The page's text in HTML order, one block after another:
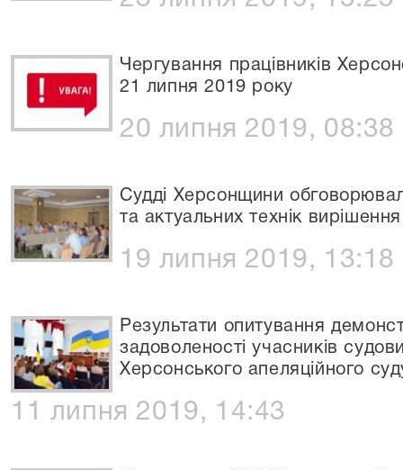
Чергування працівників
21 липня 2019 року
20 липня 2019, 08:38
Судді Херсонщини
та актуальних технік
19 липня 2019, 13:18
Результати опитування
задоволеності учасників
Херсонського апеляційного
11 липня 2019, 14:43